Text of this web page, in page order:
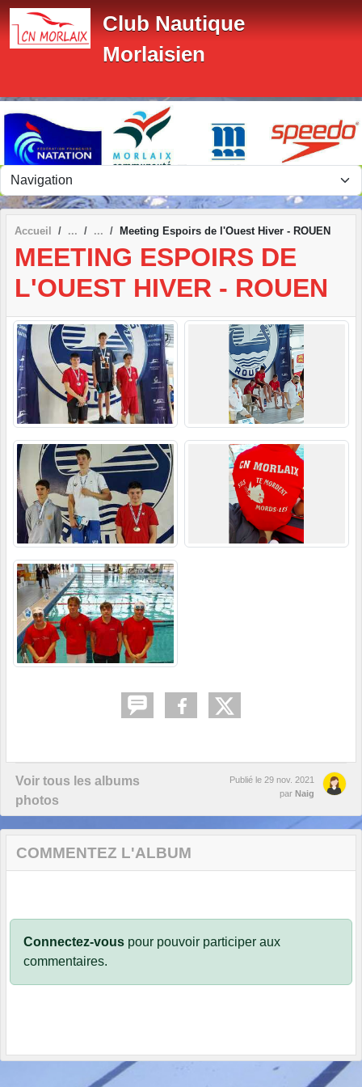
Club Nautique
Morlaisien
Accueil Meeting Espoirs de l'Ouest Hiver - ROUEN
MEETING ESPOIRS DE
L'OUEST HIVER - ROUEN
Voir tous les albums
photos
Publié le 29 nov. 2021
par Naig
COMMENTEZ L'ALBUM
Connectez-vous pour pouvoir participer aux
commentaires.
Panneau de gestion des cookies